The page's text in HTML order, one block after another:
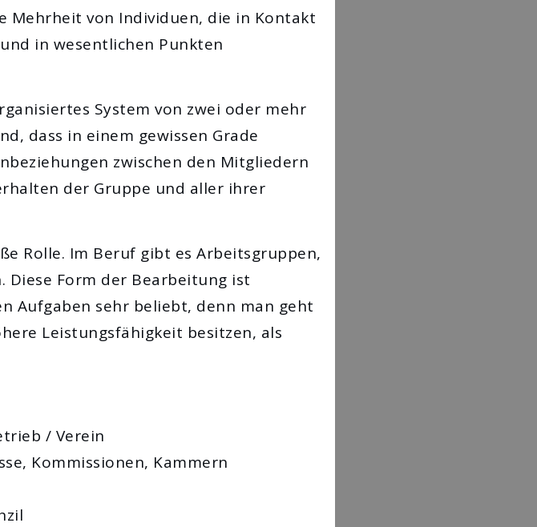
Mehrheit von Individuen, die in Kontakt
in wesentlichen Punkten
System von zwei oder mehr
dass in einem gewissen Grade
zwischen den Mitgliedern
der Gruppe und aller ihrer
Rolle. Im Beruf gibt es Arbeitsgruppen,
Diese Form der Bearbeitung ist
Aufgaben sehr beliebt, denn man geht
Leistungsfähigkeit besitzen, als
/ Verein
Kommissionen, Kammern